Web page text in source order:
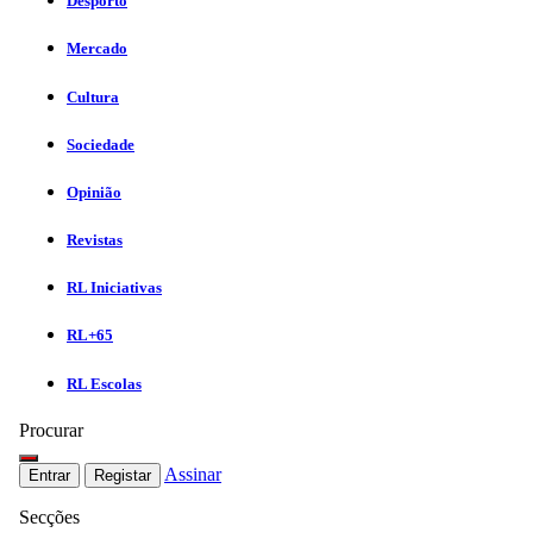
Mercado
Cultura
Sociedade
Opinião
Revistas
RL Iniciativas
RL+65
RL Escolas
Procurar
Entrar Registar Assinar
Secções